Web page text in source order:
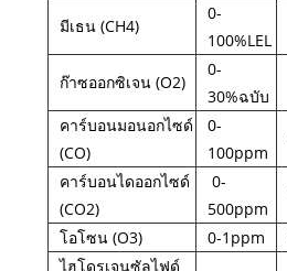
มีเธน (CH4)
0-
100%LEL
ก๊าซออกซิเจน (O2)
0-
30%ฉบับ
คาร์บอนมอนอกไซด์
(CO)
0-
100ppm
คาร์บอนไดออกไซด์
(CO2)
0-
500ppm
โอโซน (O3) 0-1ppm
ไฮโดรเจนซัลไฟด์